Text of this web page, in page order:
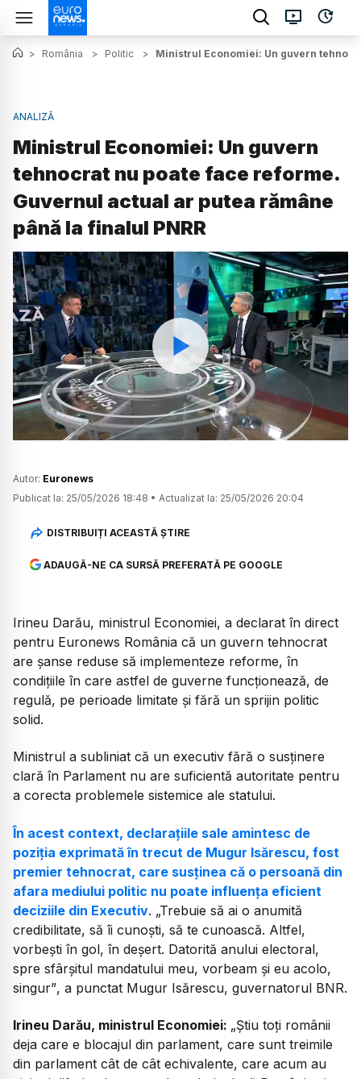
> România > Politic > Ministrul Economiei: Un guvern
ANALIZĂ
Ministrul Economiei: Un guvern
tehnocrat nu poate face reforme.
Guvernul actual ar putea rămâne
până la finalul PNRR
Watch
Autor: Euronews
Publicat la: 25/05/2026 18:48 • Actualizat la: 25/05/2026 20:04
DISTRIBUIȚI ACEASTĂ ȘTIRE
ADAUGĂ-NE CA SURSĂ PREFERATĂ PE GOOGLE
Irineu Darău, ministrul Economiei, a declarat în direct
pentru Euronews România că un guvern tehnocrat
are șanse reduse să implementeze reforme, în
condițiile în care astfel de guverne funcționează, de
regulă, pe perioade limitate și fără un sprijin politic
solid.
Ministrul a subliniat că un executiv fără o susținere
clară în Parlament nu are suficientă autoritate pentru
a corecta problemele sistemice ale statului.
În acest context, declarațiile sale amintesc de
poziția exprimată în trecut de Mugur Isărescu, fost
premier tehnocrat, care susținea că o persoană din
afara mediului politic nu poate influența eficient
deciziile din Executiv. „Trebuie să ai o anumită
credibilitate, să îi cunoști, să te cunoască. Altfel,
vorbești în gol, în deșert. Datorită anului electoral,
spre sfârșitul mandatului meu, vorbeam și eu acolo,
singur”, a punctat Mugur Isărescu, guvernatorul BNR.
Irineu Darău, ministrul Economiei: „Știu toți românii
deja care e blocajul din parlament, care sunt treimile
din parlament cât de cât echivalente, care acum au